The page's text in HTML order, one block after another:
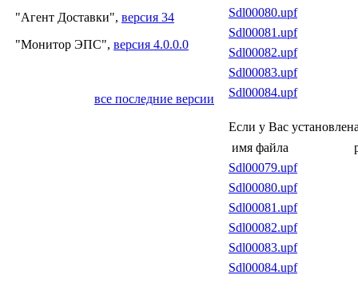
"Агент Доставки", версия 34
"Монитор ЭПС", версия 4.0.0.0
все последние версии
Sdl00080.upf
Sdl00081.upf
Sdl00082.upf
Sdl00083.upf
Sdl00084.upf
Если у Вас
имя файла
Sdl00079.upf
Sdl00080.upf
Sdl00081.upf
Sdl00082.upf
Sdl00083.upf
Sdl00084.upf